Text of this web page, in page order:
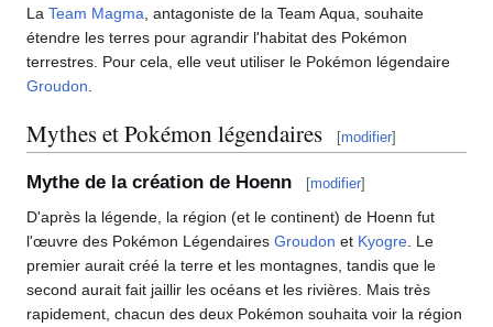
La Team Magma, antagoniste de la Team Aqua, souhaite
étendre les terres pour agrandir l'habitat des Pokémon
terrestres. Pour cela, elle veut utiliser le Pokémon légendaire
Groudon.
Mythes et Pokémon légendaires [modifier]
Mythe de la création de Hoenn [modifier]
D'après la légende, la région (et le continent) de Hoenn fut
l'œuvre des Pokémon Légendaires Groudon et Kyogre . Le
premier aurait créé la terre et les montagnes, tandis que le
second aurait fait jaillir les océans et les rivières. Mais très
rapidement, chacun des deux Pokémon souhaita voir la région